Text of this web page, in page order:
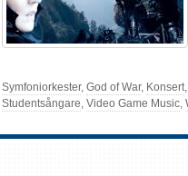
Symfoniorkester, God of War, Konsert,
Studentsångare, Video Game Music,